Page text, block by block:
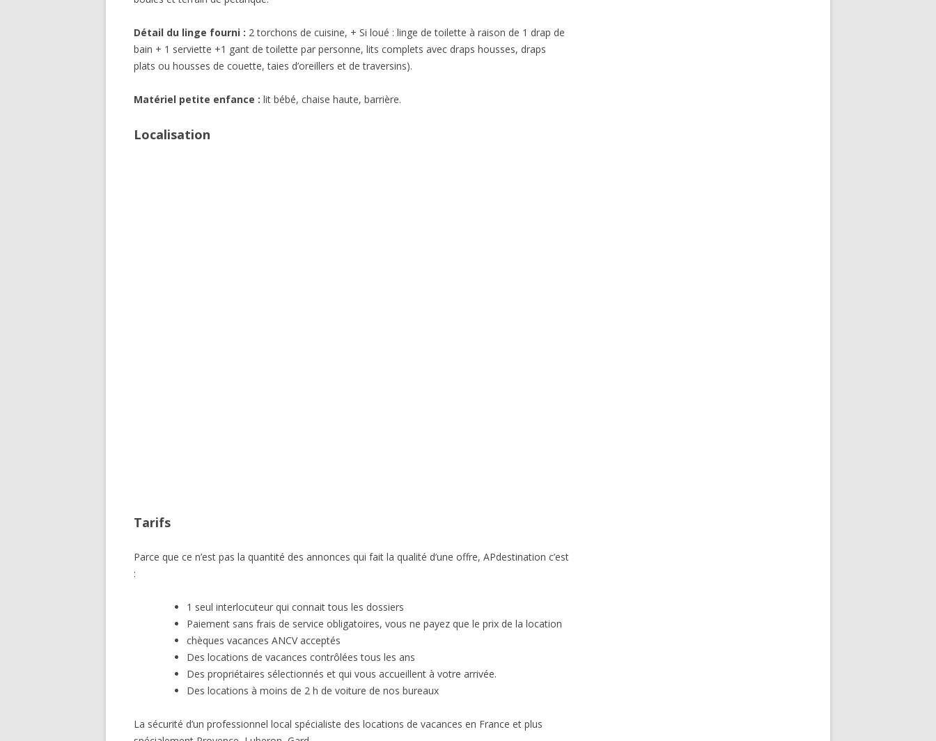
Détail du linge fourni : 2 torchons de cuisine, + Si loué : linge de toilette à raison de 1 drap de
bain + 1 serviette +1 gant de toilette par personne, lits complets avec draps housses, draps
plats ou housses de couette, taies d’oreillers et de traversins).
Matériel petite enfance : lit bébé, chaise haute, barrière.
Localisation
Tarifs
Parce que ce n’est pas la quantité des annonces qui fait la qualité d’une offre, APdestination c’est
:
1 seul interlocuteur qui connait tous les dossiers
Paiement sans frais de service obligatoires, vous ne payez que le prix de la location
chèques vacances ANCV acceptés
Des locations de vacances contrôlées tous les ans
Des propriétaires sélectionnés et qui vous accueillent à votre arrivée.
Des locations à moins de 2 h de voiture de nos bureaux
La sécurité d’un professionnel local spécialiste des locations de vacances en France et plus